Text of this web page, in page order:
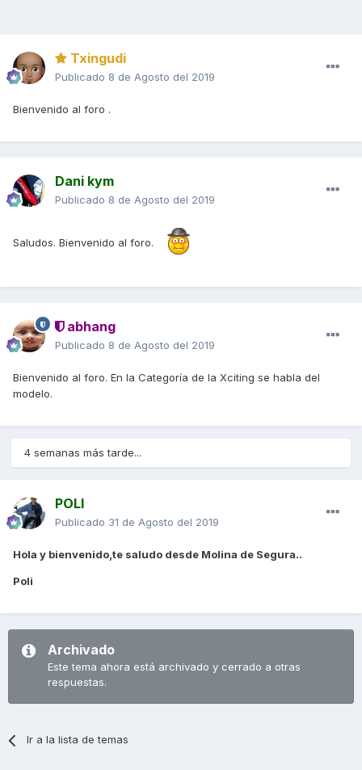
Txingudi
Publicado 8 de Agosto del 2019
Bienvenido al foro .
Dani kym
Publicado 8 de Agosto del 2019
Saludos. Bienvenido al foro.
abhang
Publicado 8 de Agosto del 2019
Bienvenido al foro. En la Categoría de la Xciting se habla del
modelo.
4 semanas más tarde...
POLI
Publicado 31 de Agosto del 2019
Hola y bienvenido,te saludo desde Molina de Segura..
Poli
Archivado
Este tema ahora está archivado y cerrado a otras
respuestas.
Ir a la lista de temas